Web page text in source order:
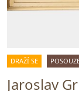
DRAŽÍ SE
Jaroslav